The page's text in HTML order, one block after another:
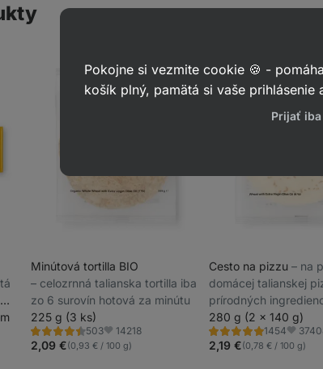
a
Minútová tortilla BIO
⁠–⁠ celozrnná talianska tortilla iba
zo 6 surovín hotová za minútu
225 g (3 ks)
503
Hodnotenie
4.5/5,
503
Obľúbené
14218
2,09 €(0,93 € / 100 g)
Cesto na pizzu⁠–⁠ na
domácej talianskej
prírodných
280 g (2 x 140 g)
1454
Hodnotenie
4.8/5,
1454
2,19 €(0,78 € / 100 g)
Pokojne si vezmite cookie 🍪 -
košík plný, pamätá si vaše
Prijať